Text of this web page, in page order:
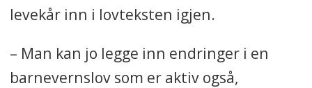
levekår inn i lovteksten igjen.
– Man kan jo legge inn endringer i en
barnevernslov som er aktiv også,